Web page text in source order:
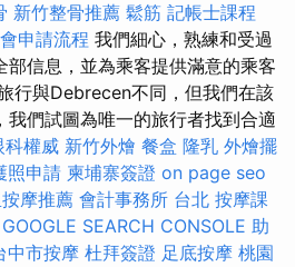
新竹整骨推薦 鬆筋 記帳士課程
申請流程 我們細心，熟練和受過
部信息，並為乘客提供滿意的乘客
行與Debrecen不同，但我們在該
我們試圖為唯一的旅行者找到合適
科權威 新竹外燴 餐盒 隆乳 外燴擺
照申請 柬埔寨簽證 on page seo
摩推薦 會計事務所 台北 按摩課
GOOGLE SEARCH CONSOLE 助
中市按摩 杜拜簽證 足底按摩 桃園